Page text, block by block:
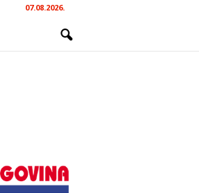
07.08.2026.